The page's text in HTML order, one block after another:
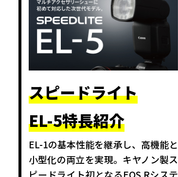
スピードライト
EL-5特長紹介
EL-1の基本性能を継承し、高機能と
小型化の両立を実現。キヤノン製ス
ピードライト初となるEOS Rシステ